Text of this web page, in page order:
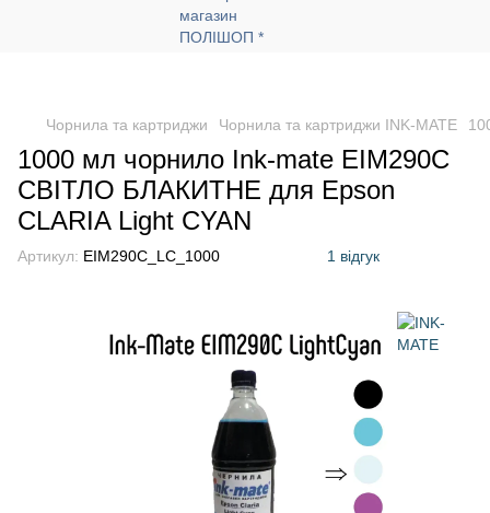
Чорнила та картриджи Чорнила та картриджи INK-MATE
1000 мл чорнило Ink-mate EIM290C
СВІТЛО БЛАКИТНЕ для Epson
CLARIA Light CYAN
Артикул: EIM290C_LC_1000 1 відгук